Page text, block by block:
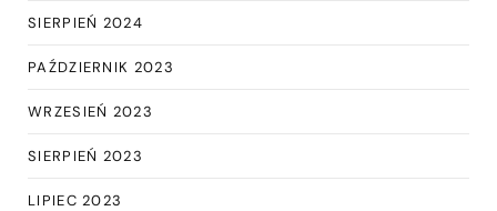
SIERPIEŃ 2024
PAŹDZIERNIK 2023
WRZESIEŃ 2023
SIERPIEŃ 2023
LIPIEC 2023